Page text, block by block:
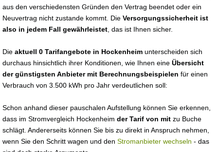
aus den verschiedensten Gründen den Vertrag beendet oder ein
Neuvertrag nicht zustande kommt. Die Versorgungssicherheit ist
also in jedem Fall gewährleistet , das ist Ihnen sicher.
Die aktuell 0 Tarifangebote in Hockenheim unterscheiden sich
durchaus hinsichtlich ihrer Konditionen, wie Ihnen eine Übersicht
der günstigsten Anbieter mit Berechnungsbeispielen für einen
Verbrauch von 3.500 kWh pro Jahr verdeutlichen soll:
Schon anhand dieser pauschalen Aufstellung können Sie erkennen,
dass im Stromvergleich Hockenheim der Tarif von mit zu Buche
schlägt. Andererseits können Sie bis zu direkt in Anspruch nehmen,
wenn Sie den Schritt wagen und den Stromanbieter wechseln - das